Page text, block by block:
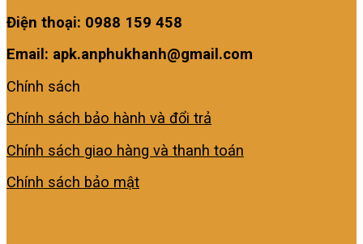
Điện thoại: 0988 159 458
Email: apk.anphukhanh@gmail.com
Chính sách
Chính sách bảo hành và đổi trả
Chính sách giao hàng và thanh toán
Chính sách bảo mật